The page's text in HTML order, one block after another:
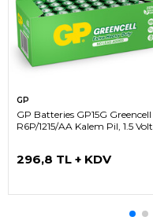
GP
GP Batteries GP15G Greencell
R6P/1215/AA Kalem Pil, 1.5 Volt,
296,8 TL + KDV